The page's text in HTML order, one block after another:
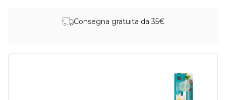
Consegna gratuita da 35€